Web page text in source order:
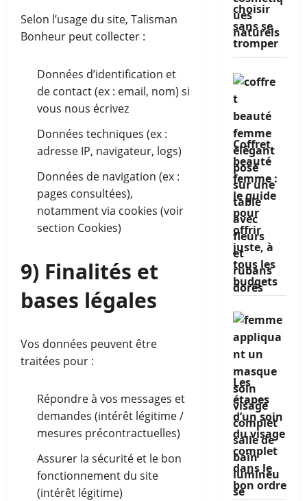
Selon l’usage du site, Talisman
Bonheur peut collecter :
Données d’identification et
de contact (ex : email, nom) si
vous nous écrivez
Données techniques (ex :
adresse IP, navigateur, logs)
Données de navigation (ex :
pages consultées),
notamment via cookies (voir
section Cookies)
9) Finalités et
bases légales
Vos données peuvent être
traitées pour :
Répondre à vos messages et
demandes (intérêt légitime /
mesures précontractuelles)
Assurer la sécurité et le bon
fonctionnement du site
(intérêt légitime)
choisir
sans se
tromper
Coffret
beauté
femme :
le guide
pour
offrir
juste, à
tous les
budgets
Les
étapes
d’un soin
du visage
complet
dans le
bon ordre